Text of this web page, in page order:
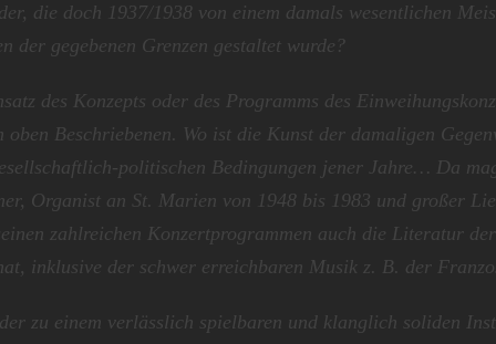
die doch 1937/1938 von einem damals wesentlichen
gegebenen Grenzen gestaltet wurde?
des Konzepts oder des Programms des
oben Beschriebenen. Wo ist die Kunst der damaligen
politischen Bedingungen jener Jahre… Da
Organist an St. Marien von 1948 bis 1983 und großer
zahlreichen Konzertprogrammen auch die Literatur
inklusive der schwer erreichbaren Musik z. B. der
zu einem verlässlich spielbaren und klanglich soliden